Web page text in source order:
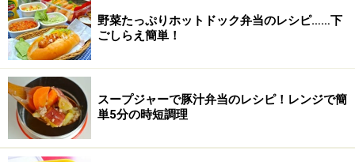
【関連サイト】
■簡単！激ウマ!! 塩豚焼肉べんとう
このレシピを使ったお弁当パッケージを紹介していま
す。
ぜひ、上記のリンクをご覧ください。
野菜たっぷりホットドック弁当のレシピ……下
ごしらえ簡単！
スープジャーで豚汁弁当のレシピ！レンジで簡
単5分の時短調理